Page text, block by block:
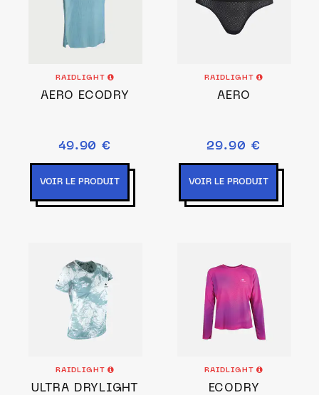
RAIDLIGHT
AERO ECODRY
49.90 €
VOIR LE PRODUIT
RAIDLIGHT
AERO
29.90 €
VOIR LE PRODUIT
RAIDLIGHT
ULTRA DRYLIGHT
RAIDLIGHT
ECODRY